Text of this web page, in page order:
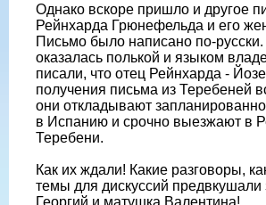
Однако вскоре пришло и другое
Рейнхарда Грюнефельда и его
Письмо было написано по-
оказалась полькой и языком
писали, что отец Рейнхарда -
получения письма из Теребеней
они откладывают
в Испанию и срочно выезжают в
Теребени.
Как их ждали! Какие разговоры,
темы для дискуссий предвкушали
Георгий и матушка Валентина!...